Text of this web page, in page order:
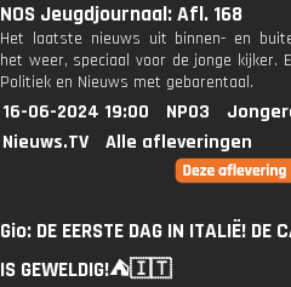
NOS Jeugdjournaal: Afl. 168
Het laatste nieuws uit binnen- en
het weer, speciaal voor de jonge kijker.
Politiek en Nieuws met gebarentaal.
16-06-2024 19:00 NPO3
Nieuws.TV
Alle afleveringen
Gio: DE EERSTE DAG IN ITALIË! DE
IS GEWELDIG!⛺️🇮🇹